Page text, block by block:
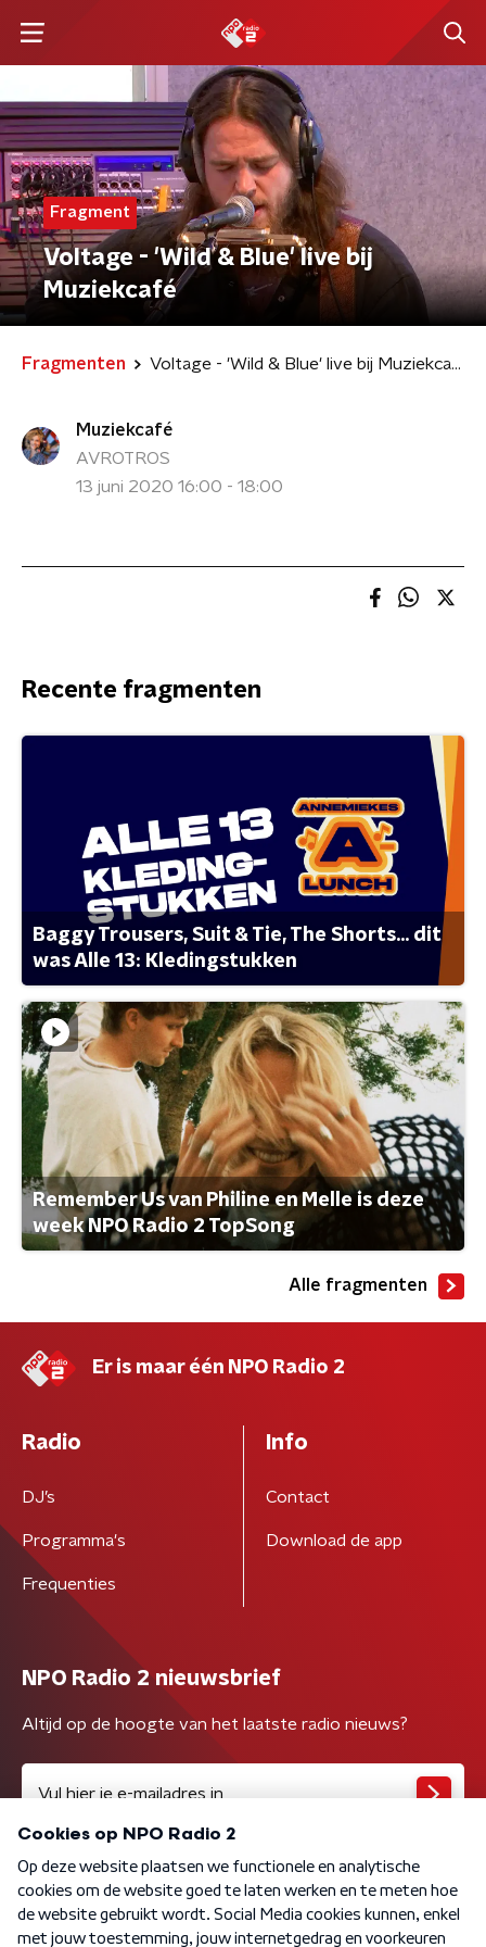
Fragment
Voltage - 'Wild & Blue' live bij
Muziekcafé
Fragmenten Voltage - 'Wild & Blue' live bij Muziekcafé
Muziekcafé
AVROTROS
13 juni 2020 16:00 - 18:00
Recente fragmenten
Baggy Trousers, Suit & Tie, The Shorts... dit
was Alle 13: Kledingstukken
Remember Us van Philine en Melle is deze
week NPO Radio 2 TopSong
Alle fragmenten
Er is maar één NPO Radio 2
Radio
DJ’s
Programma's
Frequenties
Info
Contact
Download de app
NPO Radio 2 nieuwsbrief
Altijd op de hoogte van het laatste radio nieuws?
Algemene voorwaarden